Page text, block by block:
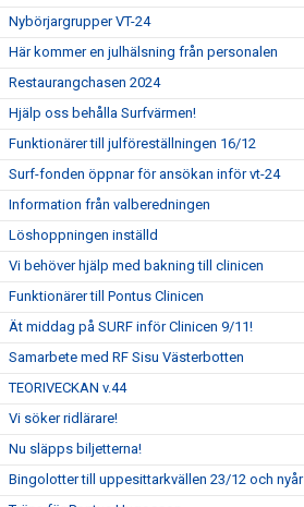
Nybörjargrupper VT-24
Här kommer en julhälsning från personalen
Restaurangchasen 2024
Hjälp oss behålla Surfvärmen!
Funktionärer till julföreställningen 16/12
Surf-fonden öppnar för ansökan inför vt-24
Information från valberedningen
Löshoppningen inställd
Vi behöver hjälp med bakning till clinicen
Funktionärer till Pontus Clinicen
Ät middag på SURF inför Clinicen 9/11!
Samarbete med RF Sisu Västerbotten
TEORIVECKAN v.44
Vi söker ridlärare!
Nu släpps biljetterna!
Bingolotter till uppesittarkvällen 23/12 och nyår